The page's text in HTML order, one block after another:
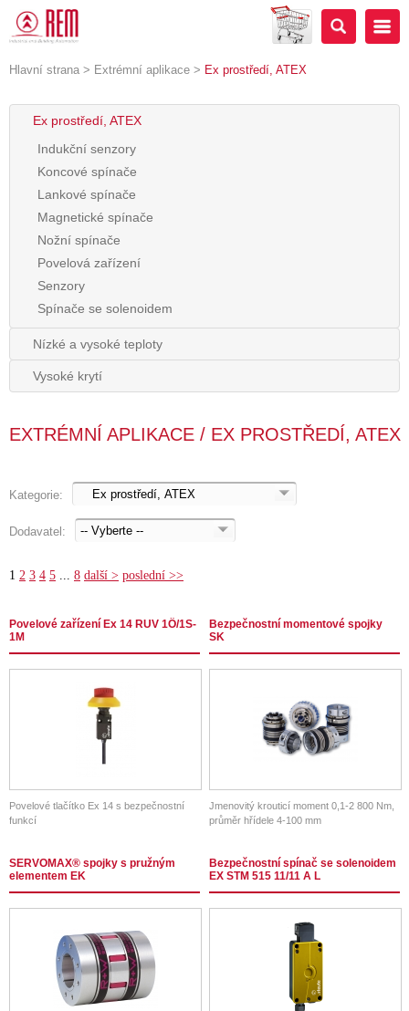
Hlavní strana > Extrémní aplikace > Ex prostředí, ATEX
Ex prostředí, ATEX
Indukční senzory
Koncové spínače
Lankové spínače
Magnetické spínače
Nožní spínače
Povelová zařízení
Senzory
Spínače se solenoidem
Nízké a vysoké teploty
Vysoké krytí
EXTRÉMNÍ APLIKACE / EX PROSTŘEDÍ, ATEX
Kategorie:
Dodavatel:
1 2 3 4 5 ... 8 další > poslední >>
Povelové zařízení Ex 14 RUV 1Ö/1S-
1M
Povelové tlačítko Ex 14 s bezpečnostní
funkcí
Bezpečnostní momentové spojky
SK
Jmenovitý krouticí moment 0,1-2 800 Nm,
průměr hřídele 4-100 mm
SERVOMAX® spojky s pružným
elementem EK
Bezpečnostní spínač se solenoidem
EX STM 515 11/11 A L